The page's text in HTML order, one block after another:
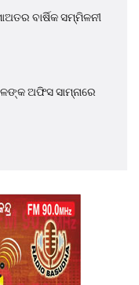
ବାର୍ଷିକ ସମ୍ମିଳନୀ
ଅଫିସ ସାମ୍ନାରେ